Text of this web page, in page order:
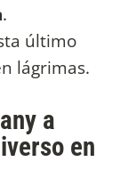
.
último
lágrimas.
a
en